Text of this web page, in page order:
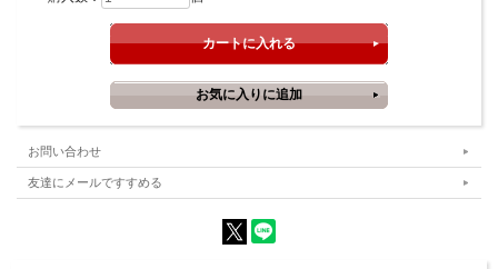
お問い合わせ
友達にメールですすめる